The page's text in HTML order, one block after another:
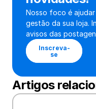
Nosso foco é
gestão da sua loja.
avisos das
Inscreva-
se
Artigos